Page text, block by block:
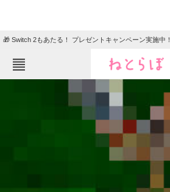
🎁 Switch 2もあたる！ プレゼントキャンペーン実施中！
地域